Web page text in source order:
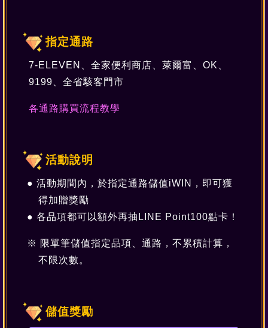
指定通路
7-ELEVEN、全家便利商店、萊爾富、OK、
9199、全省駭客門市
各通路購買流程教學
活動說明
活動期間內，於指定通路儲值iWIN，即可獲
得加贈獎勵
各品項都可以額外再抽LINE Point100點卡！
限單筆儲值指定品項、通路，不累積計算，
不限次數。
儲值獎勵